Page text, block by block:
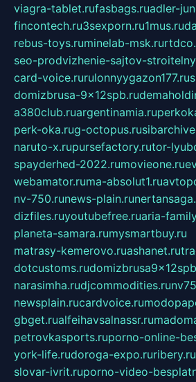
viagra-tablet.rufasbags.ruadler-
fincontech.ru3sexporn.ru1mus.ru
rebus-toys.ruminelab-msk.ru
seo-prodvizhenie-sajtov-
card-voice.rurulonnyygazon177.ru
domizbrusa-9x12spb.ru
a380club.ruargentinamia.ru
perk-oka.rug-octopus.ru
naruto-x.rupursefactory.rutor-
spayderhed-2022.rumovieone.ru
webamator.ruma-absolut1.ru
nv-750.runews-plain.ru
dizfiles.ruyoutubefree.ruaria-
planeta-samara.rumysmartbuy.ru
matrasy-kemerovo.ruashanet.ru
dotcustoms.ru
narasimha.rudjcommodities.ru
newsplain.rucardvoice.ru
gbget.rualfeihavsalnassr.ru
petrovkasports.ruporno-online-
york-life.rudoroga-expo.ruribery.ru
slovar-ivrit.ruporno-video-